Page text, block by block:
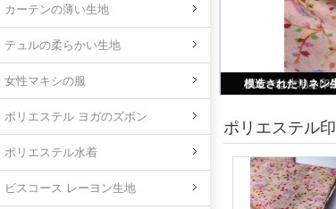
カーテンの薄い生地
テュルの柔らかい生地
女性マキシの服
ポリエステル ヨガのズボン
ポリエステル水着
ビスコース レーヨン生地
ポリエステル